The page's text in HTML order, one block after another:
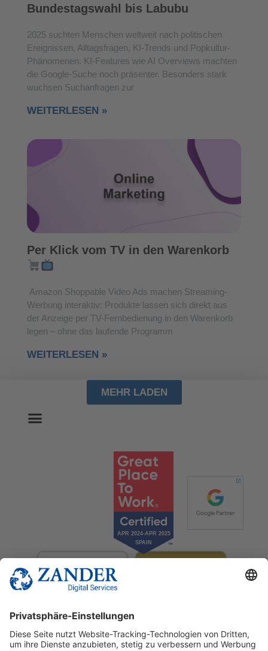
Bundestagswahl bis Labubu
2025 suchten Menschen weltweit nach politischen
Ereignissen, Alltagsfragen, KI-Trends und Popkultur-
Phänomenen. KI-Features wie AI Overviews machten
die Google-Suche noch präsenter. Besonders stark
wuchsen Suchanfragen zur
WEITERLESEN »
Per Klick vom TV in den Warenkorb
Amazon Shoppable Video Ads machen Streaming-
Werbung interaktiv: Produkte lassen sich direkt aus
der Anzeige per TV-Fernbedienung in den Warenkorb
legen – ohne das laufende Programm
WEITERLESEN »
MEHR LADEN